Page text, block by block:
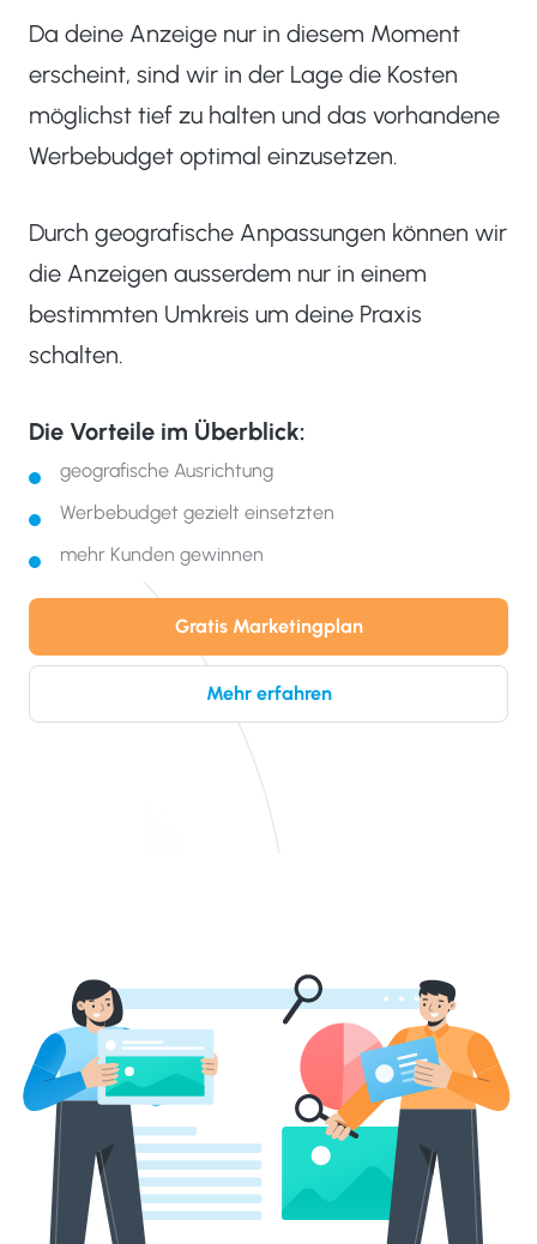
Da deine Anzeige nur in diesem Moment
erscheint, sind wir in der Lage die Kosten
möglichst tief zu halten und das vorhandene
Werbebudget optimal einzusetzen.
Durch geografische Anpassungen können wir
die Anzeigen ausserdem nur in einem
bestimmten Umkreis um deine Praxis
schalten.
Die Vorteile im Überblick:
geografische Ausrichtung
Werbebudget gezielt einsetzten
mehr Kunden gewinnen
Gratis Marketingplan
Mehr erfahren